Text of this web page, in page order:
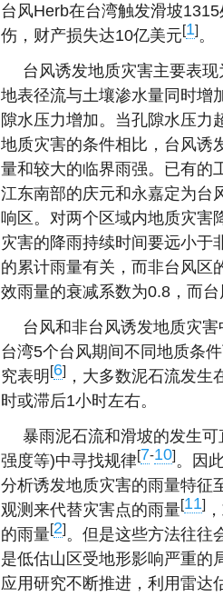
台风Herb在台湾触发滑坡
伤，财产损失达10亿美元[1]。
台风诱发地质灾害主要表
地表径流与土壤渗水量同时增
隙水压力增加。当孔隙水压力
地质灾害的条件相比，台风诱
量和较大的临界雨强。已有的
江东南部的庆元和永嘉定为台
响区。对两个区域内地质灾害
灾害的降雨持续时间要远小于
的累计雨量有关，而非台风区
效雨量的衰减系数为0.8，而
台风和非台风诱发地质灾
台湾5个台风期间不同地质条
究表明 [6] ，大多数泥石流发
时或滞后1小时左右。
暴雨泥石流和滑坡的发生
强度等)中寻找规律[7-10]。因
分析诱发地质灾害的雨量特征
观测来代替灾害点的雨量[11]
的雨量[2]。但是这些方法往往
是低估山区受地形影响严重的
应用研究不断推进，利用雷达